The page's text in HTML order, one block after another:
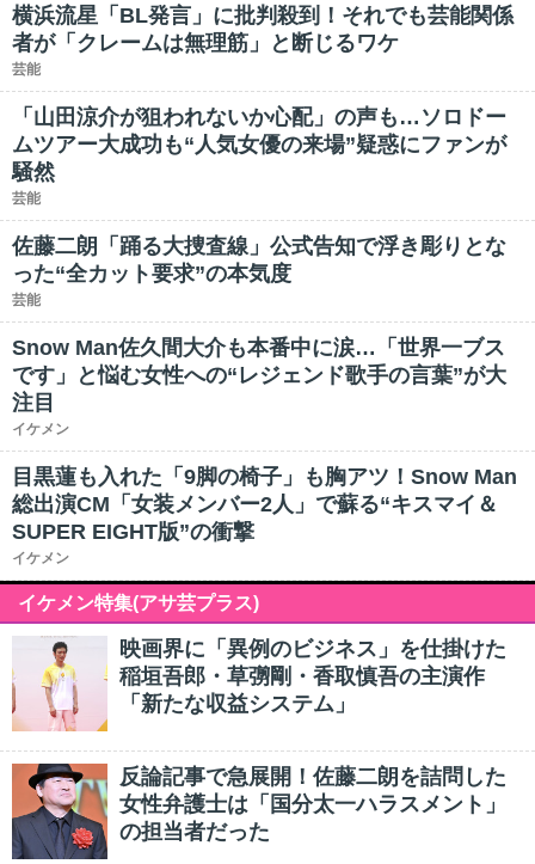
横浜流星「BL発言」に批判殺到！それでも芸能関係
者が「クレームは無理筋」と断じるワケ
芸能
「山田涼介が狙われないか心配」の声も…ソロドー
ムツアー大成功も“人気女優の来場”疑惑にファンが
騒然
芸能
佐藤二朗「踊る大捜査線」公式告知で浮き彫りとな
った“全カット要求”の本気度
芸能
Snow Man佐久間大介も本番中に涙…「世界一ブス
です」と悩む女性への“レジェンド歌手の言葉”が大
注目
イケメン
目黒蓮も入れた「9脚の椅子」も胸アツ！Snow Man
総出演CM「女装メンバー2人」で蘇る“キスマイ＆
SUPER EIGHT版”の衝撃
イケメン
イケメン特集(アサ芸プラス)
映画界に「異例のビジネス」を仕掛けた
稲垣吾郎・草彅剛・香取慎吾の主演作
「新たな収益システム」
反論記事で急展開！佐藤二朗を詰問した
女性弁護士は「国分太一ハラスメント」
の担当者だった